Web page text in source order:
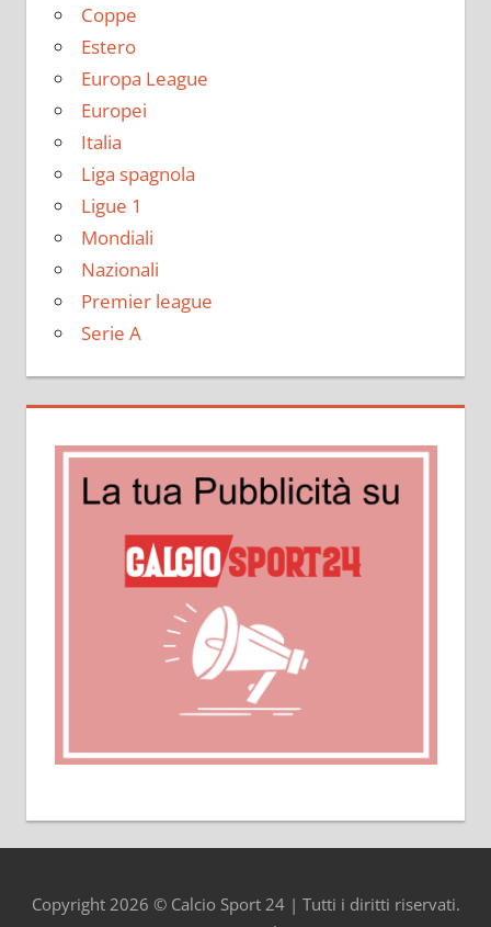
Coppe
Estero
Europa League
Europei
Italia
Liga spagnola
Ligue 1
Mondiali
Nazionali
Premier league
Serie A
Copyright 2026 © Calcio Sport 24 | Tutti i diritti riservati.